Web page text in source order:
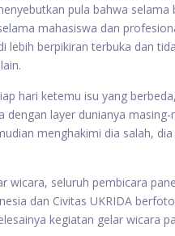
pula bahwa selama
mahasiswa dan
lebih berpikiran terbuka dan
hari ketemu isu yang
dengan layer dunianya masing-
menghakimi dia salah,
wicara, seluruh pembicara
dan Civitas UKRIDA
kegiatan gelar wicara